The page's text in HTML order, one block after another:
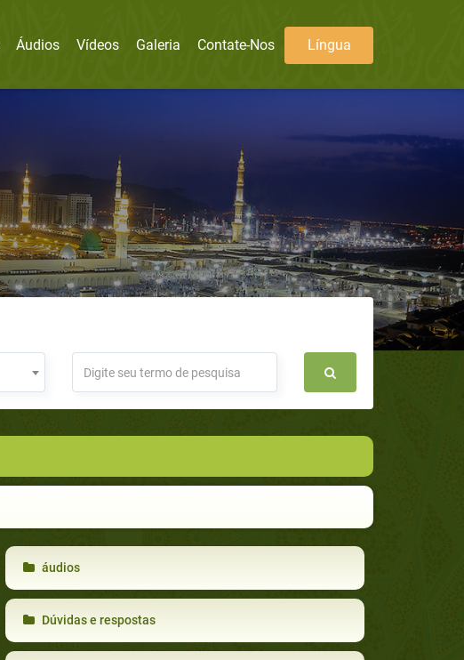
Áudios Vídeos Galeria Contate-Nos Língua
áudios
Dúvidas e respostas